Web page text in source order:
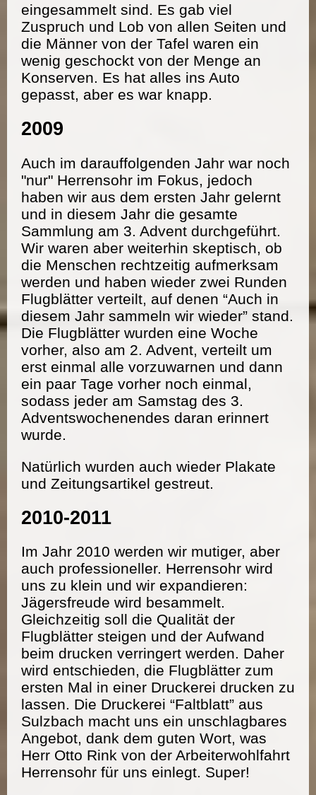
eingesammelt sind. Es gab viel
Zuspruch und Lob von allen Seiten und
die Männer von der Tafel waren ein
wenig geschockt von der Menge an
Konserven. Es hat alles ins Auto
gepasst, aber es war knapp.
2009
Auch im darauffolgenden Jahr war noch
"nur" Herrensohr im Fokus, jedoch
haben wir aus dem ersten Jahr gelernt
und in diesem Jahr die gesamte
Sammlung am 3. Advent durchgeführt.
Wir waren aber weiterhin skeptisch, ob
die Menschen rechtzeitig aufmerksam
werden und haben wieder zwei Runden
Flugblätter verteilt, auf denen “Auch in
diesem Jahr sammeln wir wieder” stand.
Die Flugblätter wurden eine Woche
vorher, also am 2. Advent, verteilt um
erst einmal alle vorzuwarnen und dann
ein paar Tage vorher noch einmal,
sodass jeder am Samstag des 3.
Adventswochenendes daran erinnert
wurde.
Natürlich wurden auch wieder Plakate
und Zeitungsartikel gestreut.
2010-2011
Im Jahr 2010 werden wir mutiger, aber
auch professioneller. Herrensohr wird
uns zu klein und wir expandieren:
Jägersfreude wird besammelt.
Gleichzeitig soll die Qualität der
Flugblätter steigen und der Aufwand
beim drucken verringert werden. Daher
wird entschieden, die Flugblätter zum
ersten Mal in einer Druckerei drucken zu
lassen. Die Druckerei “Faltblatt” aus
Sulzbach macht uns ein unschlagbares
Angebot, dank dem guten Wort, was
Herr Otto Rink von der Arbeiterwohlfahrt
Herrensohr für uns einlegt. Super!